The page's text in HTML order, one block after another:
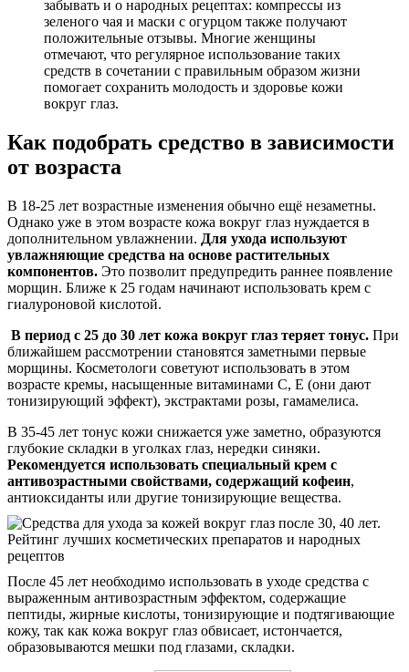
забывать и о народных рецептах: компрессы из
зеленого чая и маски с огурцом также получают
положительные отзывы. Многие женщины
отмечают, что регулярное использование таких
средств в сочетании с правильным образом жизни
помогает сохранить молодость и здоровье кожи
вокруг глаз.
Как подобрать средство в зависимости
от возраста
В 18-25 лет возрастные изменения обычно ещё незаметны.
Однако уже в этом возрасте кожа вокруг глаз нуждается в
дополнительном увлажнении. Для ухода используют
увлажняющие средства на основе растительных
компонентов. Это позволит предупредить раннее появление
морщин. Ближе к 25 годам начинают использовать крем с
гиалуроновой кислотой.
В период с 25 до 30 лет кожа вокруг глаз теряет тонус. При
ближайшем рассмотрении становятся заметными первые
морщины. Косметологи советуют использовать в этом
возрасте кремы, насыщенные витаминами C, E (они дают
тонизирующий эффект), экстрактами розы, гамамелиса.
В 35-45 лет тонус кожи снижается уже заметно, образуются
глубокие складки в уголках глаз, нередки синяки.
Рекомендуется использовать специальный крем с
антивозрастными свойствами, содержащий кофеин,
антиоксиданты или другие тонизирующие вещества.
После 45 лет необходимо использовать в уходе средства с
выраженным антивозрастным эффектом, содержащие
пептиды, жирные кислоты, тонизирующие и подтягивающие
кожу, так как кожа вокруг глаз обвисает, истончается,
образовываются мешки под глазами, складки.